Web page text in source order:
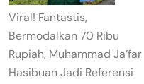
Viral! Fantastis,
Bermodalkan 70 Ribu
Rupiah, Muhammad Ja’far
Hasibuan Jadi Referensi